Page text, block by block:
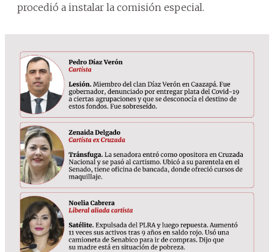
procedió a instalar la comisión especial.